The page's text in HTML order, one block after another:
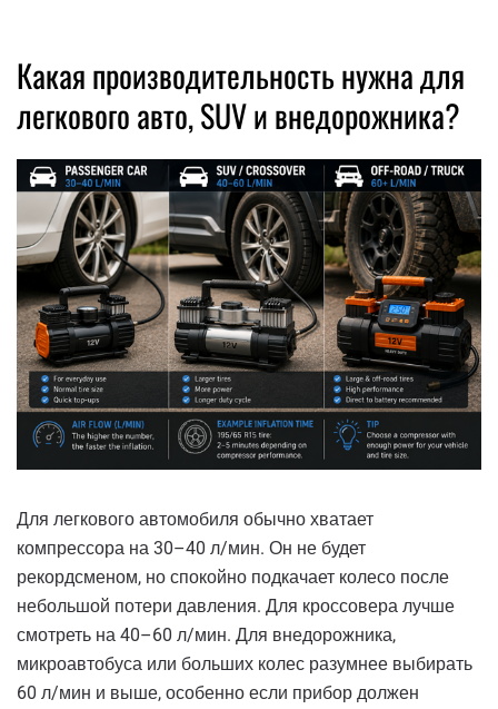
Какая производительность нужна для
легкового авто, SUV и внедорожника?
Для легкового автомобиля обычно хватает
компрессора на 30–40 л/мин. Он не будет
рекордсменом, но спокойно подкачает колесо после
небольшой потери давления. Для кроссовера лучше
смотреть на 40–60 л/мин. Для внедорожника,
микроавтобуса или больших колес разумнее выбирать
60 л/мин и выше, особенно если прибор должен